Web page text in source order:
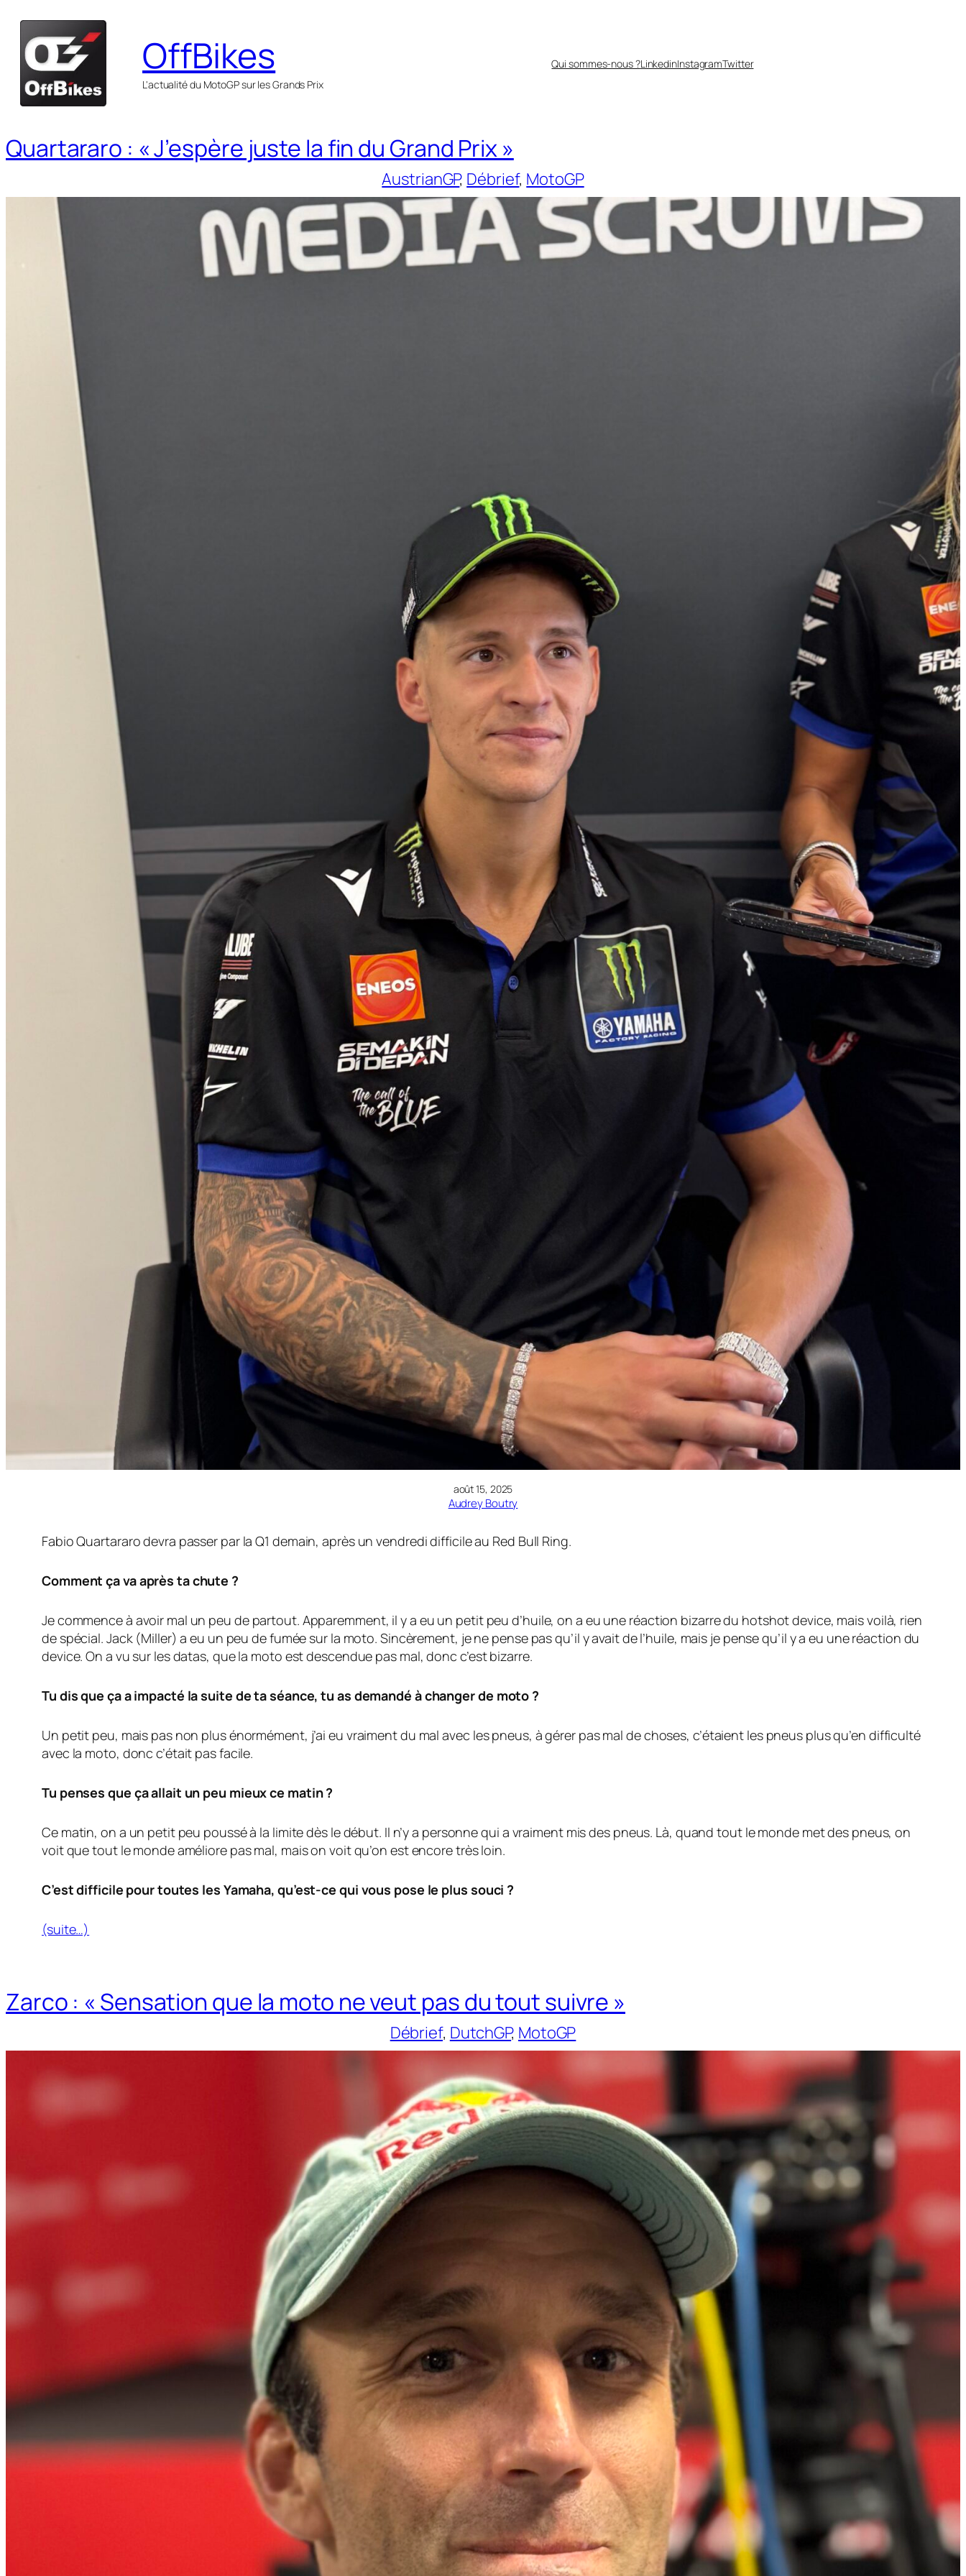
Aller
contenu
OffBikes
L'actualité du MotoGP sur les Grands Prix
Qui sommes-nous ?LinkedinInstagramTwitter
Quartararo : « J’espère juste la fin du Grand Prix »
AustrianGP, Débrief, MotoGP
août 15, 2025
Audrey Boutry
Fabio Quartararo devra passer par la Q1 demain, après un vendredi difficile au Red Bull Ring.
Comment ça va après ta chute ?
Je commence à avoir mal un peu de partout. Apparemment, il y a eu un petit peu d’huile, on a eu une réaction bizarre du hotshot device, mais voilà, rien
de spécial. Jack (Miller) a eu un peu de fumée sur la moto. Sincèrement, je ne pense pas qu’il y avait de l’huile, mais je pense qu’il y a eu une réaction du
device. On a vu sur les datas, que la moto est descendue pas mal, donc c’est bizarre.
Tu dis que ça a impacté la suite de ta séance, tu as demandé à changer de moto ?
Un petit peu, mais pas non plus énormément, j’ai eu vraiment du mal avec les pneus, à gérer pas mal de choses, c’étaient les pneus plus qu’en difficulté
avec la moto, donc c’était pas facile.
Tu penses que ça allait un peu mieux ce matin ?
Ce matin, on a un petit peu poussé à la limite dès le début. Il n’y a personne qui a vraiment mis des pneus. Là, quand tout le monde met des pneus, on
voit que tout le monde améliore pas mal, mais on voit qu’on est encore très loin.
C’est difficile pour toutes les Yamaha, qu’est-ce qui vous pose le plus souci ?
(suite…)
Zarco : « Sensation que la moto ne veut pas du tout suivre »
Débrief, DutchGP, MotoGP